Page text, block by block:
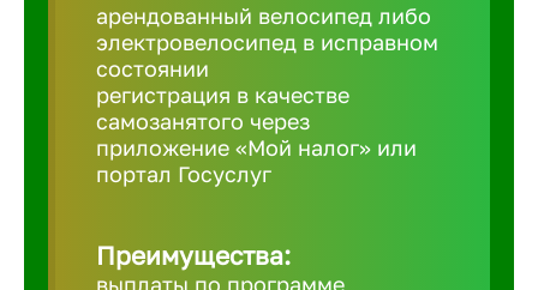
Бирск
арендованный велосипед либо
электровелосипед в исправном
состоянии
регистрация в качестве
самозанятого через
приложение «Мой налог» или
портал Госуслуг
Преимущества:
выплаты по программе